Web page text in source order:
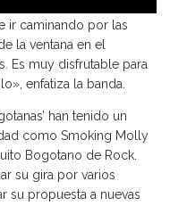
ir caminando por las
la ventana en el
Es muy disfrutable para
enfatiza la banda.
han tenido un
como Smoking Molly
Bogotano de Rock.
su gira por varios
su propuesta a nuevas